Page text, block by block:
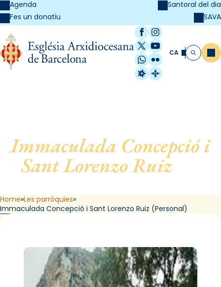
Agenda
Fes un donatiu
Santoral del dia
SAVA
Facebook
Instagram
X / Twitter
YouTube
WhatsApp
Flickr
Radio Estel
Catalunya
CA Cerca
Immaculada Concepció i
Sant Lorenzo Ruiz
Home Les parròquies
Immaculada Concepció i Sant Lorenzo Ruiz (Personal)